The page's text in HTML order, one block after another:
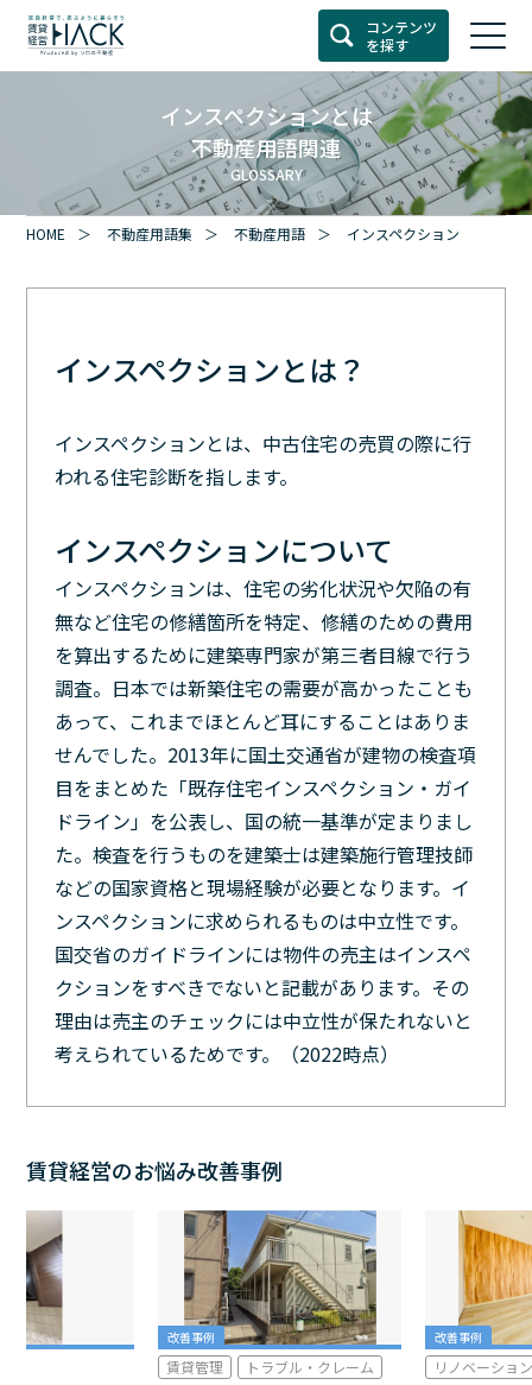
コンテンツ
を探す
インスペクションとは
不動産用語関連
GLOSSARY
HOME 不動産用語集 不動産用語 インスペクション
インスペクションとは？
インスペクションとは、中古住宅の売買の際に行
われる住宅診断を指します。
インスペクションについて
インスペクションは、住宅の劣化状況や欠陥の有
無など住宅の修繕箇所を特定、修繕のための費用
を算出するために建築専門家が第三者目線で行う
調査。日本では新築住宅の需要が高かったことも
あって、これまでほとんど耳にすることはありま
せんでした。2013年に国土交通省が建物の検査項
目をまとめた「既存住宅インスペクション・ガイ
ドライン」を公表し、国の統一基準が定まりまし
た。検査を行うものを建築士は建築施行管理技師
などの国家資格と現場経験が必要となります。イ
ンスペクションに求められるものは中立性です。
国交省のガイドラインには物件の売主はインスペ
クションをすべきでないと記載があります。その
理由は売主のチェックには中立性が保たれないと
考えられているためです。（2022時点）
賃貸経営のお悩み改善事例
改善事例
リノベーション
改善事例
リフォーム